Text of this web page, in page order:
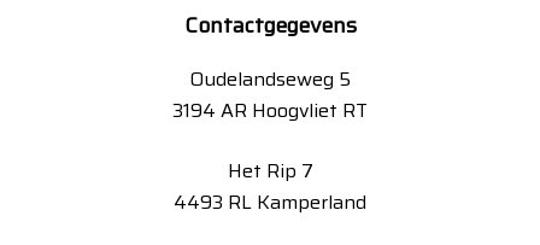
Contactgegevens
Oudelandseweg 5
3194 AR Hoogvliet RT
Het Rip 7
4493 RL Kamperland